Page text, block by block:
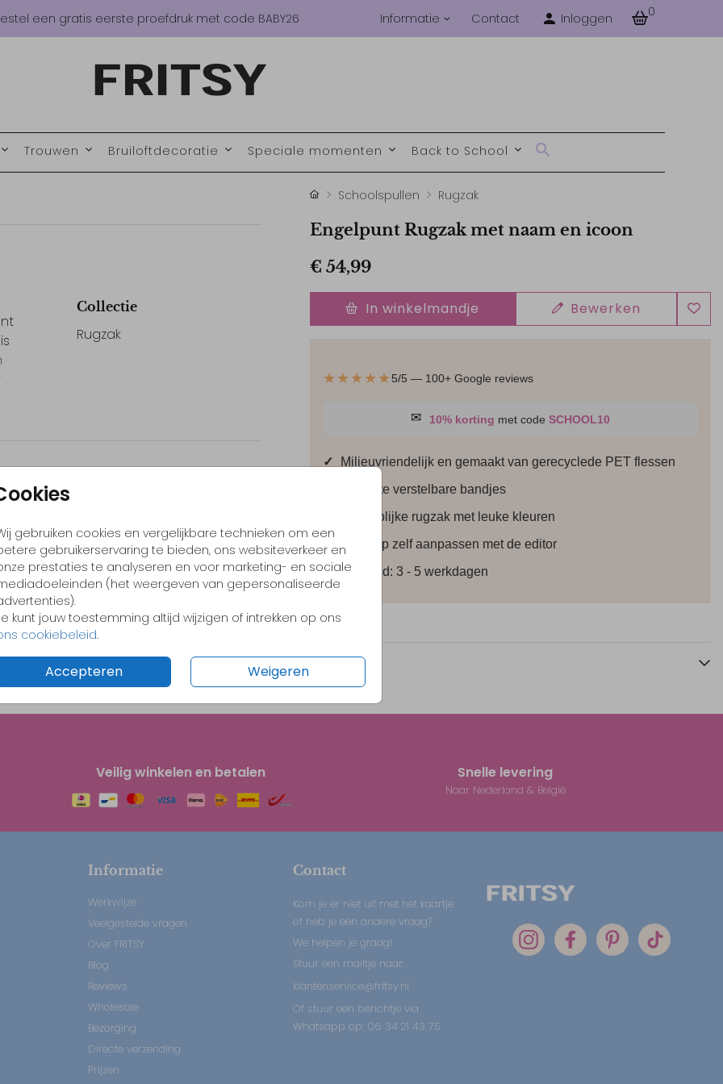
een gratis eerste proefdruk met code BABY26 Informatie Contact Inloggen 0
Trouwen Bruiloftdecoratie Speciale momenten Back to School
gebruiken cookies en vergelijkbare technieken om een
gebruikerservaring te bieden, ons websiteverkeer en
prestaties te analyseren en voor marketing- en sociale
(het weergeven van gepersonaliseerde
kunt jouw toestemming altijd wijzigen of intrekken op ons
cookiebeleid.
Accepteren Weigeren
de
Collectie
Rugzak
Rugzak klein Rugzak groot
Schoolspullen Rugzak
Engelpunt Rugzak met naam en icoon
€ 54,99
In winkelmandje Bewerken
★★★★★5/5 — 100+ Google reviews
✉ 10% korting met code SCHOOL10
✓
Milieuvriendelijk en gemaakt van gerecyclede PET flessen
In lengte verstelbare bandjes
Een vrolijke rugzak met leuke kleuren
Ontwerp zelf aanpassen met de editor
✓ Levertijd: 3 - 5 werkdagen
Veilig winkelen en betalen Snelle levering
Naar Nederland & België
Informatie
Werkwijze
Veelgestelde vragen
Over FRITSY
Blog
Reviews
Wholesale
Bezorging
Directe verzending
Prijzen
Contact
Kom je er niet uit met het kaartje
of heb je een andere vraag?
We helpen je graag!
Stuur een mailtje naar:
klantenservice@fritsy.nl
Of stuur een berichtje via
Whatsapp op: 06 34 21 43 75